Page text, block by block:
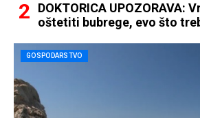
DOKTORICA UPOZORAVA:
oštetiti bubrege, evo što
GOSPODARSTVO